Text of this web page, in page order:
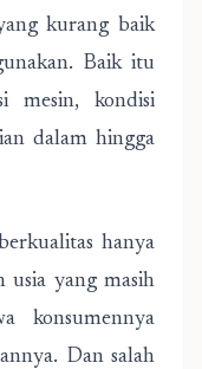
kurang baik
Baik itu
mesin, kondisi
dalam hingga
hanya
usia yang masih
konsumennya
Dan salah